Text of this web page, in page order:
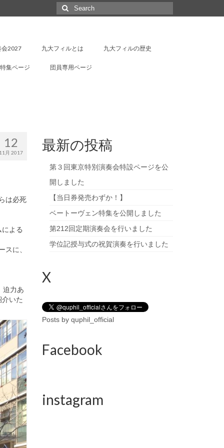
Search
for:
会2027 九大フィルとは 九大フィルの歴史
集ページ 団員専用ページ
12
月 2017
は必死
よる
スに、
迫力あ
いた
最新の投稿
第３回東京特別演奏会特設ページを公
開しました
【当日券発売わずか！】
ベートーヴェン特集を公開しました
第212回定期演奏会を行いました
学位記授与式の祝賀演奏を行いました
X
Posts by quphil_official
Facebook
instagram